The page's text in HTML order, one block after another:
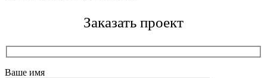
Заказать проект
Ваше имя